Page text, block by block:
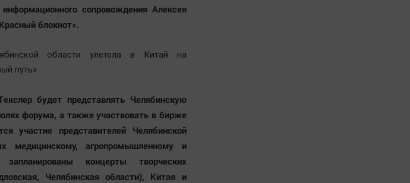
сопровождения Алексея
блокнот».
области улетела в Китай на
путь».
будет представлять Челябинскую
форума, а также участвовать в бирже
участие представителей Челябинской
медицинскому, агропромышленному и
концерты творческих
Челябинская области), Китая и